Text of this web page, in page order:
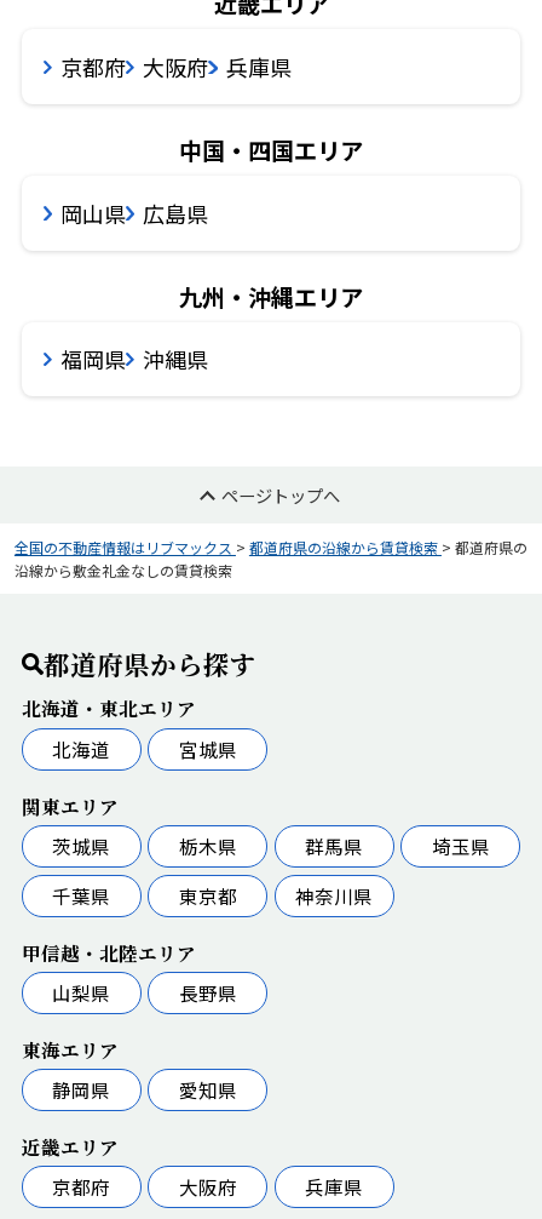
京都府 大阪府 兵庫県
中国・四国エリア
岡山県 広島県
九州・沖縄エリア
福岡県 沖縄県
ページトップへ
全国の不動産情報はリブマックス > 都道府県の沿線から賃貸検索 > 都道府県の
沿線から敷金礼金なしの賃貸検索
都道府県から探す
北海道・東北エリア
北海道
宮城県
関東エリア
茨城県
栃木県 群馬県
埼玉県
千葉県
東京都 神奈川県
甲信越・北陸エリア
山梨県
長野県
東海エリア
静岡県
愛知県
近畿エリア
京都府
大阪府 兵庫県